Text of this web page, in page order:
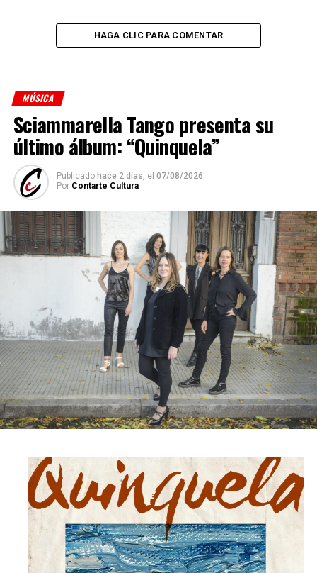
HAGA CLIC PARA COMENTAR
MÚSICA
Sciammarella Tango presenta su
último álbum: “Quinquela”
Publicado hace 2 días, el 07/08/2026
Por Contarte Cultura